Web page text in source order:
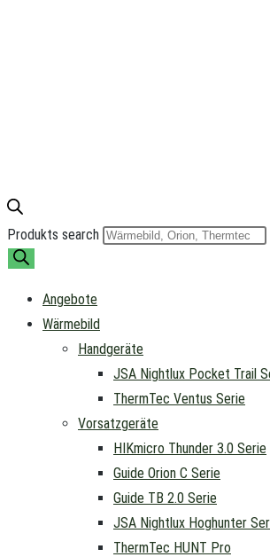
Produkts search
Angebote
Wärmebild
Handgeräte
JSA Nightlux Pocket Trail
ThermTec Ventus Serie
Vorsatzgeräte
HIKmicro Thunder 3.0 Serie
Guide Orion C Serie
Guide TB 2.0 Serie
JSA Nightlux Hoghunter
ThermTec HUNT Pro